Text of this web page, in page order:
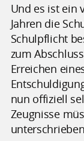
Und es ist ein
Jahren die
Schulpflicht
zum
Erreichen
nun offiziell
Zeugnisse